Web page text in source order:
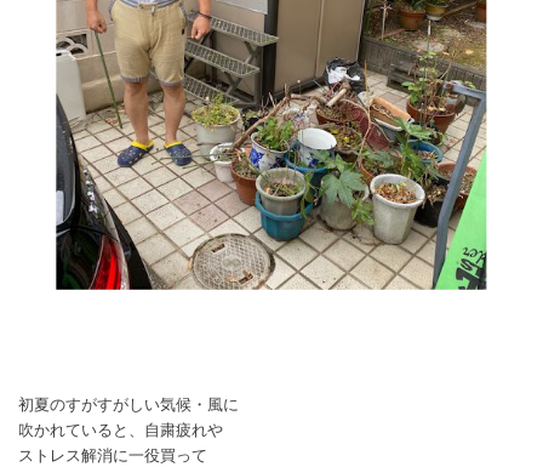
初夏のすがすがしい気候・風に
吹かれていると、自粛疲れや
ストレス解消に一役買って